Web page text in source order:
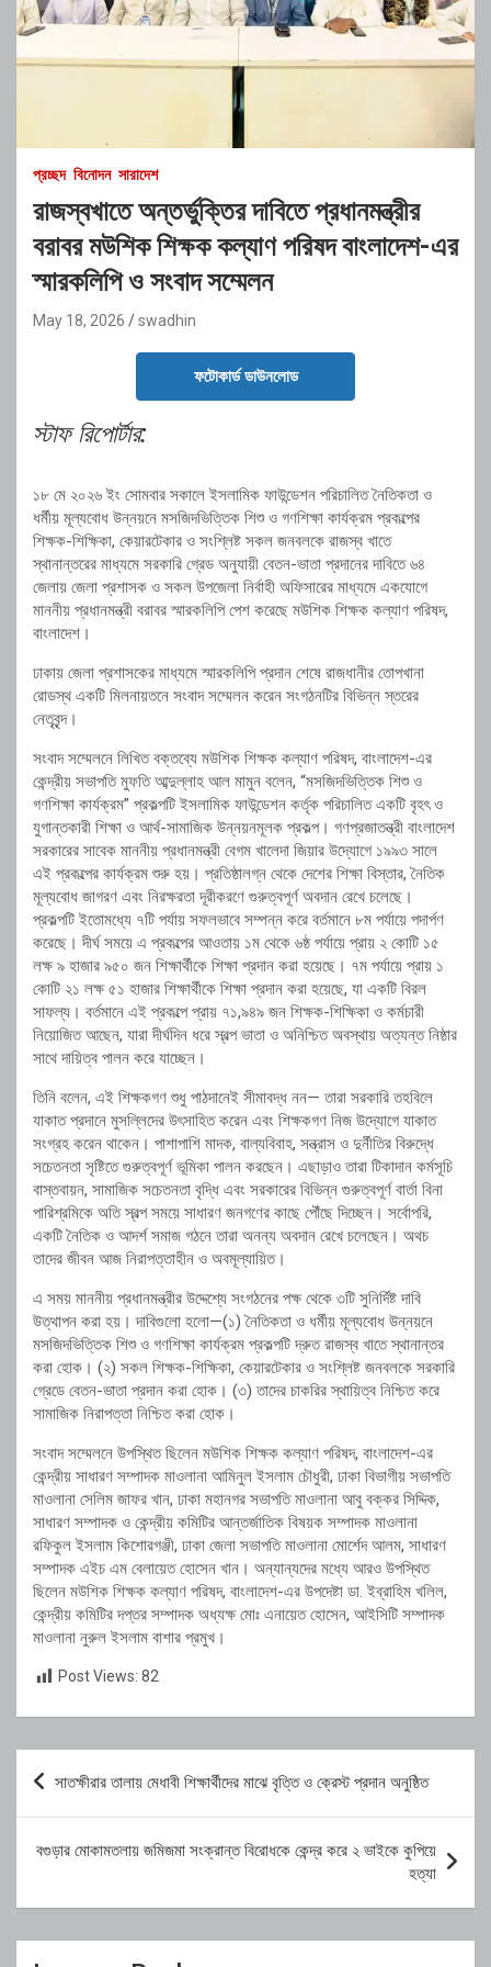
প্রচ্ছদ বিনোদন সারাদেশ
রাজস্বখাতে অন্তর্ভুক্তির দাবিতে প্রধানমন্ত্রীর
বরাবর মউশিক শিক্ষক কল্যাণ পরিষদ বাংলাদেশ-এর
স্মারকলিপি ও সংবাদ সম্মেলন
May 18, 2026 swadhin
ফটোকার্ড ডাউনলোড
স্টাফ রিপোর্টার:
১৮ মে ২০২৬ ইং সোমবার সকালে ইসলামিক ফাউন্ডেশন পরিচালিত নৈতিকতা ও
ধর্মীয় মূল্যবোধ উন্নয়নে মসজিদভিত্তিক শিশু ও গণশিক্ষা কার্যক্রম প্রকল্পের
শিক্ষক-শিক্ষিকা, কেয়ারটেকার ও সংশ্লিষ্ট সকল জনবলকে রাজস্ব খাতে
স্থানান্তরের মাধ্যমে সরকারি গ্রেড অনুযায়ী বেতন-ভাতা প্রদানের দাবিতে ৬৪
জেলায় জেলা প্রশাসক ও সকল উপজেলা নির্বাহী অফিসারের মাধ্যমে একযোগে
মাননীয় প্রধানমন্ত্রী বরাবর স্মারকলিপি পেশ করেছে মউশিক শিক্ষক কল্যাণ পরিষদ,
বাংলাদেশ।
ঢাকায় জেলা প্রশাসকের মাধ্যমে স্মারকলিপি প্রদান শেষে রাজধানীর তোপখানা
রোডস্থ একটি মিলনায়তনে সংবাদ সম্মেলন করেন সংগঠনটির বিভিন্ন স্তরের
নেতৃবৃন্দ।
সংবাদ সম্মেলনে লিখিত বক্তব্যে মউশিক শিক্ষক কল্যাণ পরিষদ, বাংলাদেশ-এর
কেন্দ্রীয় সভাপতি মুফতি আব্দুল্লাহ আল মামুন বলেন, “মসজিদভিত্তিক শিশু ও
গণশিক্ষা কার্যক্রম” প্রকল্পটি ইসলামিক ফাউন্ডেশন কর্তৃক পরিচালিত একটি বৃহৎ ও
যুগান্তকারী শিক্ষা ও আর্থ-সামাজিক উন্নয়নমূলক প্রকল্প। গণপ্রজাতন্ত্রী বাংলাদেশ
সরকারের সাবেক মাননীয় প্রধানমন্ত্রী বেগম খালেদা জিয়ার উদ্যোগে ১৯৯৩ সালে
এই প্রকল্পের কার্যক্রম শুরু হয়। প্রতিষ্ঠালগ্ন থেকে দেশের শিক্ষা বিস্তার, নৈতিক
মূল্যবোধ জাগরণ এবং নিরক্ষরতা দূরীকরণে গুরুত্বপূর্ণ অবদান রেখে চলেছে।
প্রকল্পটি ইতোমধ্যে ৭টি পর্যায় সফলভাবে সম্পন্ন করে বর্তমানে ৮ম পর্যায়ে পদার্পণ
করেছে। দীর্ঘ সময়ে এ প্রকল্পের আওতায় ১ম থেকে ৬ষ্ঠ পর্যায়ে প্রায় ২ কোটি ১৫
লক্ষ ৯ হাজার ৯৫০ জন শিক্ষার্থীকে শিক্ষা প্রদান করা হয়েছে। ৭ম পর্যায়ে প্রায় ১
কোটি ২১ লক্ষ ৫১ হাজার শিক্ষার্থীকে শিক্ষা প্রদান করা হয়েছে, যা একটি বিরল
সাফল্য। বর্তমানে এই প্রকল্পে প্রায় ৭১,৯৪৯ জন শিক্ষক-শিক্ষিকা ও কর্মচারী
নিয়োজিত আছেন, যারা দীর্ঘদিন ধরে স্বল্প ভাতা ও অনিশ্চিত অবস্থায় অত্যন্ত নিষ্ঠার
সাথে দায়িত্ব পালন করে যাচ্ছেন।
তিনি বলেন, এই শিক্ষকগণ শুধু পাঠদানেই সীমাবদ্ধ নন— তারা সরকারি তহবিলে
যাকাত প্রদানে মুসল্লিদের উৎসাহিত করেন এবং শিক্ষকগণ নিজ উদ্যোগে যাকাত
সংগ্রহ করেন থাকেন। পাশাপাশি মাদক, বাল্যবিবাহ, সন্ত্রাস ও দুর্নীতির বিরুদ্ধে
সচেতনতা সৃষ্টিতে গুরুত্বপূর্ণ ভূমিকা পালন করছেন। এছাড়াও তারা টিকাদান কর্মসূচি
বাস্তবায়ন, সামাজিক সচেতনতা বৃদ্ধি এবং সরকারের বিভিন্ন গুরুত্বপূর্ণ বার্তা বিনা
পারিশ্রমিকে অতি স্বল্প সময়ে সাধারণ জনগণের কাছে পৌঁছে দিচ্ছেন। সর্বোপরি,
একটি নৈতিক ও আদর্শ সমাজ গঠনে তারা অনন্য অবদান রেখে চলেছেন। অথচ
তাদের জীবন আজ নিরাপত্তাহীন ও অবমূল্যায়িত।
এ সময় মাননীয় প্রধানমন্ত্রীর উদ্দেশ্যে সংগঠনের পক্ষ থেকে ৩টি সুনির্দিষ্ট দাবি
উত্থাপন করা হয়। দাবিগুলো হলো—(১) নৈতিকতা ও ধর্মীয় মূল্যবোধ উন্নয়নে
মসজিদভিত্তিক শিশু ও গণশিক্ষা কার্যক্রম প্রকল্পটি দ্রুত রাজস্ব খাতে স্থানান্তর
করা হোক। (২) সকল শিক্ষক-শিক্ষিকা, কেয়ারটেকার ও সংশ্লিষ্ট জনবলকে সরকারি
গ্রেডে বেতন-ভাতা প্রদান করা হোক। (৩) তাদের চাকরির স্থায়িত্ব নিশ্চিত করে
সামাজিক নিরাপত্তা নিশ্চিত করা হোক।
সংবাদ সম্মেলনে উপস্থিত ছিলেন মউশিক শিক্ষক কল্যাণ পরিষদ, বাংলাদেশ-এর
কেন্দ্রীয় সাধারণ সম্পাদক মাওলানা আমিনুল ইসলাম চৌধুরী, ঢাকা বিভাগীয় সভাপতি
মাওলানা সেলিম জাফর খান, ঢাকা মহানগর সভাপতি মাওলানা আবু বক্কর সিদ্দিক,
সাধারণ সম্পাদক ও কেন্দ্রীয় কমিটির আন্তর্জাতিক বিষয়ক সম্পাদক মাওলানা
রফিকুল ইসলাম কিশোরগঞ্জী, ঢাকা জেলা সভাপতি মাওলানা মোর্শেদ আলম, সাধারণ
সম্পাদক এইচ এম বেলায়েত হোসেন খান। অন্যান্যদের মধ্যে আরও উপস্থিত
ছিলেন মউশিক শিক্ষক কল্যাণ পরিষদ, বাংলাদেশ-এর উপদেষ্টা ডা. ইব্রাহিম খলিল,
কেন্দ্রীয় কমিটির দপ্তর সম্পাদক অধ্যক্ষ মোঃ এনায়েত হোসেন, আইসিটি সম্পাদক
মাওলানা নুরুল ইসলাম বাশার প্রমুখ।
Post Views: 82
Post
সাতক্ষীরার তালায় মেধাবী শিক্ষার্থীদের মাঝে বৃত্তি ও ক্রেস্ট প্রদান অনুষ্ঠিত
বগুড়ার মোকামতলায় জমিজমা সংক্রান্ত বিরোধকে কেন্দ্র করে ২ ভাইকে কুপিয়ে
হত্যা